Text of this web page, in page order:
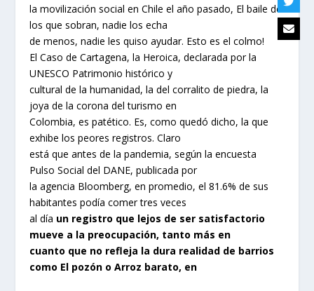
la movilización social en Chile el año pasado, El baile de
los que sobran, nadie los echa
de menos, nadie les quiso ayudar. Esto es el colmo!
El Caso de Cartagena, la Heroica, declarada por la
UNESCO Patrimonio histórico y
cultural de la humanidad, la del corralito de piedra, la
joya de la corona del turismo en
Colombia, es patético. Es, como quedó dicho, la que
exhibe los peores registros. Claro
está que antes de la pandemia, según la encuesta
Pulso Social del DANE, publicada por
la agencia Bloomberg, en promedio, el 81.6% de sus
habitantes podía comer tres veces
al día un registro que lejos de ser satisfactorio
mueve a la preocupación, tanto más en
cuanto que no refleja la dura realidad de barrios
como El pozón o Arroz barato, en